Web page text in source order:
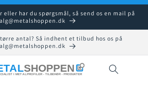
eller har du spørgsmål, så send os en mail på
antal? Så indhent et tilbud hos os på